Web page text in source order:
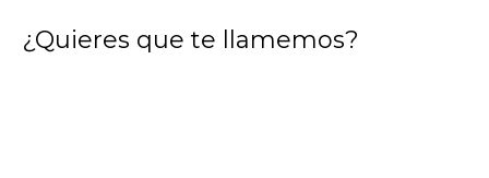
¿Quieres que te llamemos?